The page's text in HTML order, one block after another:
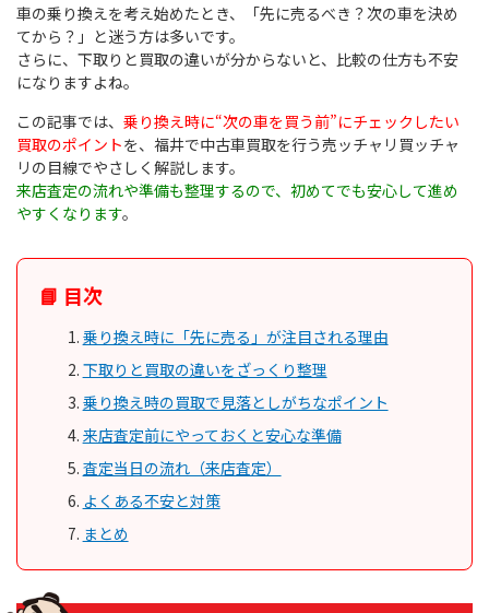
車の乗り換えを考え始めたとき、「先に売るべき？次の車を決め
てから？」と迷う方は多いです。
さらに、下取りと買取の違いが分からないと、比較の仕方も不安
になりますよね。
この記事では、 乗り換え時に“次の車を買う前”にチェックしたい
買取のポイントを、福井で中古車買取を行う売ッチャリ買ッチャ
リの目線でやさしく解説します。
来店査定の流れや準備も整理するので、初めてでも安心して進め
やすくなります。
📘 目次
乗り換え時に「先に売る」が注目される理由
下取りと買取の違いをざっくり整理
乗り換え時の買取で見落としがちなポイント
来店査定前にやっておくと安心な準備
査定当日の流れ（来店査定）
よくある不安と対策
まとめ